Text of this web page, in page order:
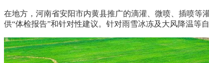
在地方，河南省安阳市内黄县推广的滴灌、微喷、插喷等
供“体检报告”和针对性建议。针对雨雪冰冻及大风降温等